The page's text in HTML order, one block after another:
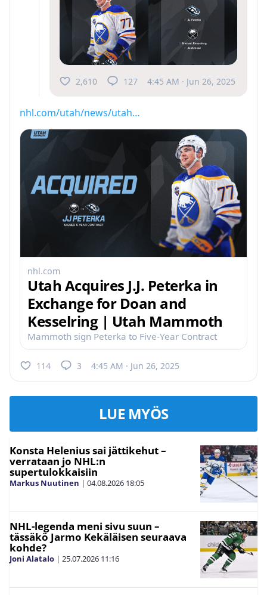
2,610 127 4:45 AM · Jun 26, 2025
nhl.com/utah/news/utah…
nhl.com
Utah Acquires J.J. Peterka in
Exchange for Doan and
Kesselring | Utah Mammoth
Mammoth sign Peterka to Five-Year Contract
114 3 4:45 AM · Jun 26, 2025
LUE MYÖS
Konsta Helenius sai jättikehut –
verrataan jo NHL:n
supertulokkaisiin
Markus Nuutinen | 04.08.2026 18:05
NHL-legenda meni sivu suun –
tässäkö Jarmo Kekäläisen seuraava
kohde?
Joni Alatalo | 25.07.2026 11:16